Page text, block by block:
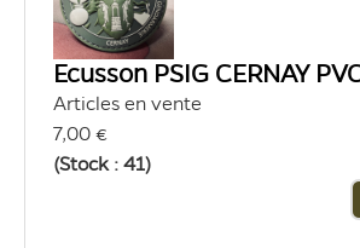
Ecusson PSIG CERNAY
Articles en vente
7,00 €
(Stock : 41)